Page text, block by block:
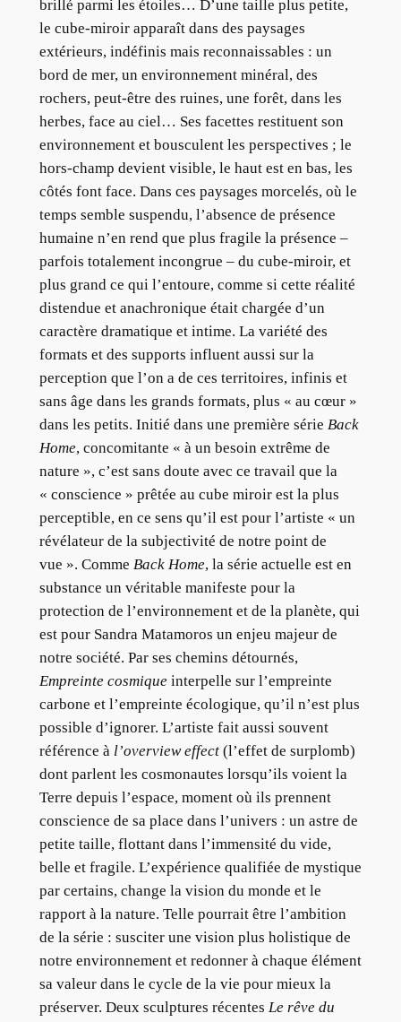
brillé parmi les étoiles… D’une taille plus petite,
le cube-miroir apparaît dans des paysages
extérieurs, indéfinis mais reconnaissables : un
bord de mer, un environnement minéral, des
rochers, peut-être des ruines, une forêt, dans les
herbes, face au ciel… Ses facettes restituent son
environnement et bousculent les perspectives ; le
hors-champ devient visible, le haut est en bas, les
côtés font face. Dans ces paysages morcelés, où le
temps semble suspendu, l’absence de présence
humaine n’en rend que plus fragile la présence –
parfois totalement incongrue – du cube-miroir, et
plus grand ce qui l’entoure, comme si cette réalité
distendue et anachronique était chargée d’un
caractère dramatique et intime. La variété des
formats et des supports influent aussi sur la
perception que l’on a de ces territoires, infinis et
sans âge dans les grands formats, plus « au cœur »
dans les petits. Initié dans une première série Back
Home, concomitante « à un besoin extrême de
nature », c’est sans doute avec ce travail que la
« conscience » prêtée au cube miroir est la plus
perceptible, en ce sens qu’il est pour l’artiste « un
révélateur de la subjectivité de notre point de
vue ». Comme Back Home, la série actuelle est en
substance un véritable manifeste pour la
protection de l’environnement et de la planète, qui
est pour Sandra Matamoros un enjeu majeur de
notre société. Par ses chemins détournés,
Empreinte cosmiqueinterpelle sur l’empreinte
carbone et l’empreinte écologique, qu’il n’est plus
possible d’ignorer. L’artiste fait aussi souvent
référence à l’overview effect(l’effet de surplomb)
dont parlent les cosmonautes lorsqu’ils voient la
Terre depuis l’espace, moment où ils prennent
conscience de sa place dans l’univers : un astre de
petite taille, flottant dans l’immensité du vide,
belle et fragile. L’expérience qualifiée de mystique
par certains, change la vision du monde et le
rapport à la nature. Telle pourrait être l’ambition
de la série : susciter une vision plus holistique de
notre environnement et redonner à chaque élément
sa valeur dans le cycle de la vie pour mieux la
préserver. Deux sculptures récentes Le rêve du